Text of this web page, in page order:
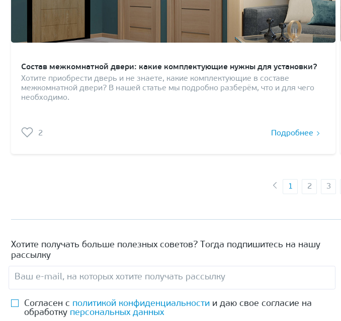
Состав межкомнатной двери: какие комплектующие нужны для установки?
Хотите приобрести дверь и не знаете, какие комплектующие в составе
межкомнатной двери? В нашей статье мы подробно разберём, что и для чего
необходимо.
2 Подробнее
1 2 3
Хотите получать больше полезных советов? Тогда подпишитесь на нашу
рассылку
Согласен с политикой конфиденциальности и даю свое согласие на
обработку персональных данных